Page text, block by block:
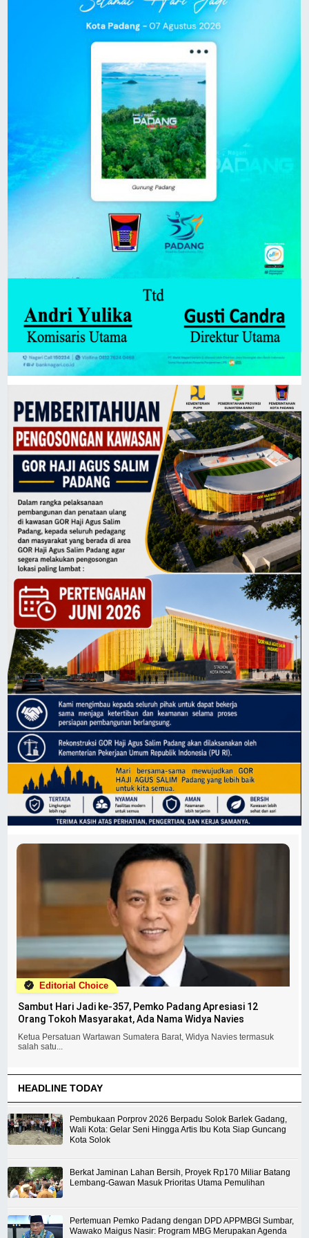
Editorial Choice
Sambut Hari Jadi ke-357, Pemko Padang Apresiasi 12
Orang Tokoh Masyarakat, Ada Nama Widya Navies
Ketua Persatuan Wartawan Sumatera Barat, Widya Navies termasuk
salah satu...
HEADLINE TODAY
Pembukaan Porprov 2026 Berpadu Solok Barlek Gadang,
Wali Kota: Gelar Seni Hingga Artis Ibu Kota Siap Guncang
Kota Solok
Berkat Jaminan Lahan Bersih, Proyek Rp170 Miliar Batang
Lembang-Gawan Masuk Prioritas Utama Pemulihan
Pertemuan Pemko Padang dengan DPD APPMBGI Sumbar,
Wawako Maigus Nasir: Program MBG Merupakan Agenda